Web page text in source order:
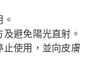
避免陽光直射。
止使用，並向皮膚